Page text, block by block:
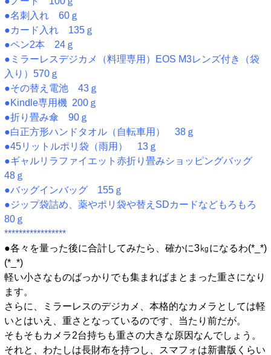
●名刺入れ 60ｇ
●カード入れ 135ｇ
●ペン2本 24ｇ
●ミラーレスデジカメ（料理専用）EOS M3レンズ付き（袋
入り）570ｇ
●その替え電池 43ｇ
●Kindle専用機 200ｇ
●折り畳み傘 90ｇ
●白正方形ハンドタオル（自転車用） 38ｇ
●45リットルポリ袋（雨用） 13ｇ
●ギャルリラファイエット赤折り畳みショッピングバッグ
48ｇ
●バッグインバッグ 155ｇ
●ジップ袋詰め、薬やポリ袋や替えSDカードなどもろもろ
80ｇ
*****************
●各々を量った後に合計してみたら、確かに3㎏になるわ(*_*)
(*_*)
軽い小さなものばっかりでも集まればまとまった重さになり
ます。
さらに、ミラーレスのデジカメ、本格的なカメラとしては軽
いとはいえ、重さとなっているのです、当たり前だが。
そもそもカメラ2台持ちも重さの大きな原因なんでしょう。
それと、わたしは長財布を持つし、スマフォは新書版くらい